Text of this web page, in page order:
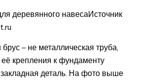
деревянного навесаИсточник
– не металлическая труба,
крепления к фундаменту
деталь. На фото выше